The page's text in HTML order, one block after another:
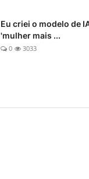
Eu criei o modelo de
'mulher mais ...
0 3033